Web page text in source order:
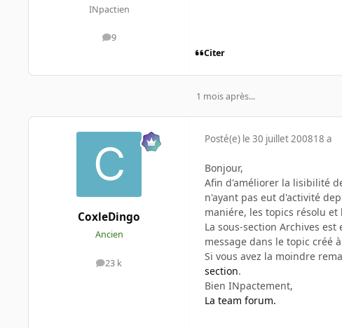
INpactien
9
messages
Citer
1 mois après...
CoxleDingo
Ancien
23 k
messages
Posté(e) le 30 juillet 200818 a
Bonjour,
Afin d'améliorer la lisibilité
n'ayant pas eut d'activité
maniére, les topics résolu et
La sous-section Archives
message dans le topic créé
Si vous avez la moindre
section.
Bien INpactement,
La team forum.